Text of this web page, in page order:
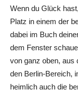
Wenn du Glück
Platz in einem der
dabei im Buch
dem Fenster
von ganz oben, aus
den Berlin-Bereich,
heimlich auch die